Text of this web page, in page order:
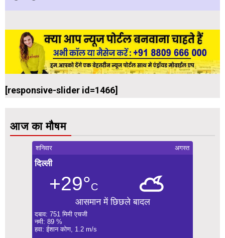
[responsive-slider id=1466]
आज का मौषम
शनिवार अगस्त
दिल्ली
+29°C
आसमान में छिछले बादल
दबाव: 751 मिमी एचजी
नमी: 89 %
हवा: ईशान कोण, 1.2 m/s